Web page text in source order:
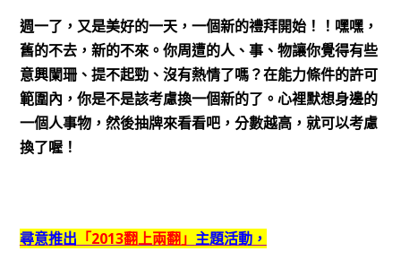
週一了，又是美好的一天，一個新的禮拜開始！！嘿嘿，
舊的不去，新的不來。你周遭的人、事、物讓你覺得有些
意興闌珊、提不起勁、沒有熱情了嗎？在能力條件的許可
範圍內，你是不是該考慮換一個新的了。心裡默想身邊的
一個人事物，然後抽牌來看看吧，分數越高，就可以考慮
換了喔！
尋意推出 「2013翻上兩翻」 主題活動，